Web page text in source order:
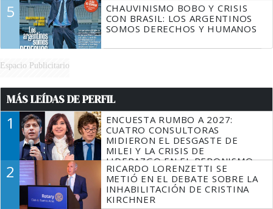
5
CHAUVINISMO BOBO Y CRISIS
CON BRASIL: LOS ARGENTINOS
SOMOS DERECHOS Y HUMANOS
Espacio Publicitario
MÁS LEÍDAS DE PERFIL
1
ENCUESTA RUMBO A 2027:
CUATRO CONSULTORAS
MIDIERON EL DESGASTE DE
MILEI Y LA CRISIS DE
LIDERAZGO EN EL PERONISMO
2
RICARDO LORENZETTI SE
METIÓ EN EL DEBATE SOBRE LA
INHABILITACIÓN DE CRISTINA
KIRCHNER